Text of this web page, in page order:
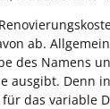
ab.
des Namens
ausgibt. Denn
das variable